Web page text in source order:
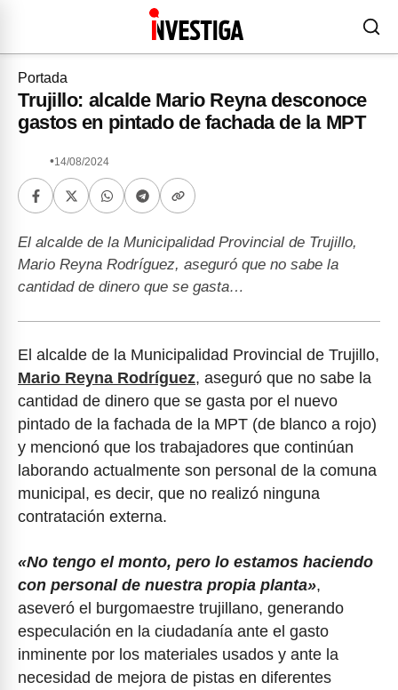
Portada
Trujillo: alcalde Mario Reyna desconoce
gastos en pintado de fachada de la MPT
•14/08/2024
El alcalde de la Municipalidad Provincial de Trujillo,
Mario Reyna Rodríguez, aseguró que no sabe la
cantidad de dinero que se gasta…
El alcalde de la Municipalidad Provincial de Trujillo,
Mario Reyna Rodríguez, aseguró que no sabe la
cantidad de dinero que se gasta por el nuevo
pintado de la fachada de la MPT (de blanco a rojo)
y mencionó que los trabajadores que continúan
laborando actualmente son personal de la comuna
municipal, es decir, que no realizó ninguna
contratación externa.
«No tengo el monto, pero lo estamos haciendo
con personal de nuestra propia planta»,
aseveró el burgomaestre trujillano, generando
especulación en la ciudadanía ante el gasto
inminente por los materiales usados y ante la
necesidad de mejora de pistas en diferentes